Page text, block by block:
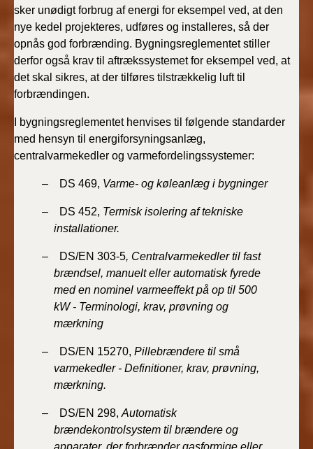
sker unødigt forbrug af energi for eksempel ved, at den
nye kedel projekteres, udføres og installeres, så der
opnås god forbrænding. Bygningsreglementet stiller
derfor også krav til aftrækssystemet for eksempel ved, at
det skal sikres, at der tilføres tilstrækkelig luft til
forbrændingen.
I bygningsreglementet henvises til følgende standarder
med hensyn til energiforsyningsanlæg,
centralvarmekedler og varmefordelingssystemer:
– DS 469, Varme- og køleanlæg i bygninger
– DS 452, Termisk isolering af tekniske
installationer.
– DS/EN 303-5, Centralvarmekedler til fast
brændsel, manuelt eller automatisk fyrede
med en nominel varmeeffekt på op til 500
kW - Terminologi, krav, prøvning og
mærkning
– DS/EN 15270, Pillebrændere til små
varmekedler - Definitioner, krav, prøvning,
mærkning.
– DS/EN 298, Automatisk
brændekontrolsystem til brændere og
apparater, der forbrænder gasformige eller